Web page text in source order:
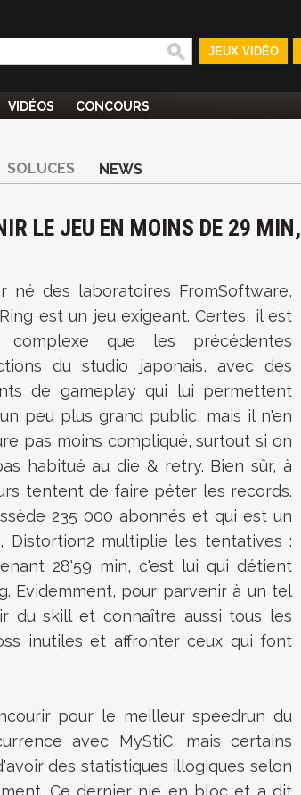
JEUX VIDÉO
VIDÉOS CONCOURS
SOLUCES NEWS
LE JEU EN MOINS DE 29 MIN,
né des laboratoires FromSoftware,
est un jeu exigeant. Certes, il est
complexe que les précédentes
du studio japonais, avec des
de gameplay qui lui permettent
peu plus grand public, mais il n'en
pas moins compliqué, surtout si on
habitué au die & retry. Bien sûr, à
tentent de faire péter les records.
235 000 abonnés et qui est un
Distortion2 multiplie les tentatives :
28'59 min, c'est lui qui détient
Evidemment, pour parvenir à un tel
du skill et connaître aussi tous les
inutiles et affronter ceux qui font
pour le meilleur speedrun du
avec MyStiC, mais certains
des statistiques illogiques selon
Ce dernier nie en bloc et a dit